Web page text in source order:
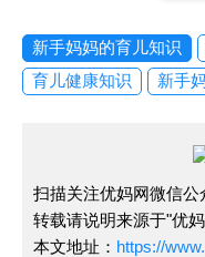
新手妈妈的育儿知识
育儿健康知识
新手
扫描关注优妈网微信
转载请说明来源于"优
本文地址： https://